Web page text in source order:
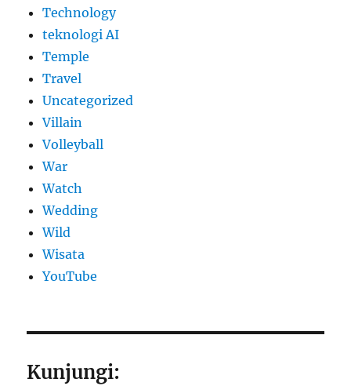
Technology
teknologi AI
Temple
Travel
Uncategorized
Villain
Volleyball
War
Watch
Wedding
Wild
Wisata
YouTube
Kunjungi: